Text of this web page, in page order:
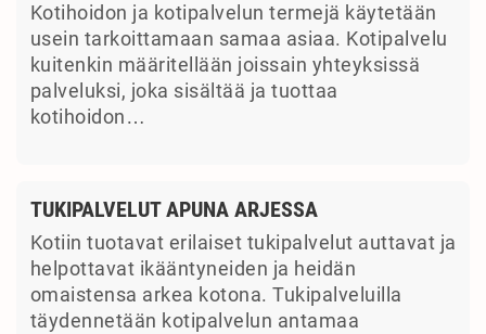
Kotihoidon ja kotipalvelun termejä käytetään
usein tarkoittamaan samaa asiaa. Kotipalvelu
kuitenkin määritellään joissain yhteyksissä
palveluksi, joka sisältää ja tuottaa
kotihoidon…
TUKIPALVELUT APUNA ARJESSA
Kotiin tuotavat erilaiset tukipalvelut auttavat ja
helpottavat ikääntyneiden ja heidän
omaistensa arkea kotona. Tukipalveluilla
täydennetään kotipalvelun antamaa